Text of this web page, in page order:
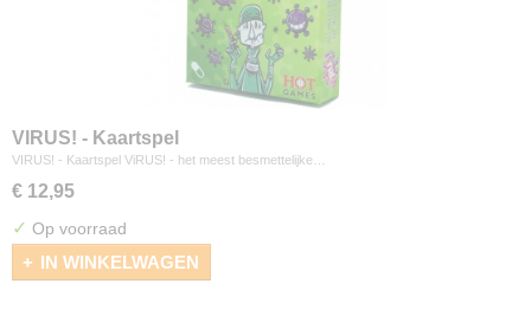
VIRUS! - Kaartspel
VIRUS! - Kaartspel ViRUS! - het meest besmettelijke…
€ 12,95
✓ Op voorraad
IN WINKELWAGEN